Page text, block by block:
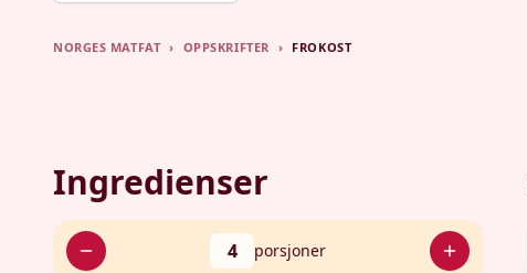
NORGES MATFAT › OPPSKRIFTER › FROKOST
Ingredienser
4 porsjoner